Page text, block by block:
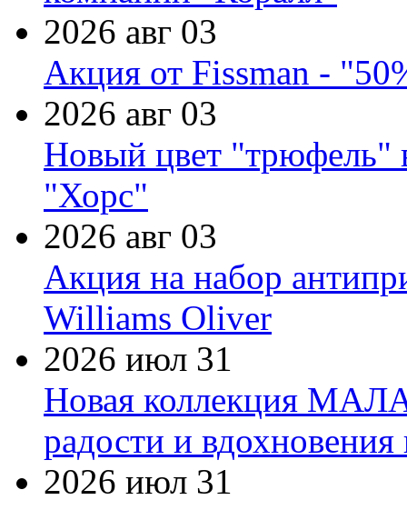
2026 авг 03
Акция от Fissman -
2026 авг 03
Новый цвет "трюфель"
"Хорс"
2026 авг 03
Акция на набор
Williams Oliver
2026 июл 31
Новая коллекция
радости и
2026 июл 31